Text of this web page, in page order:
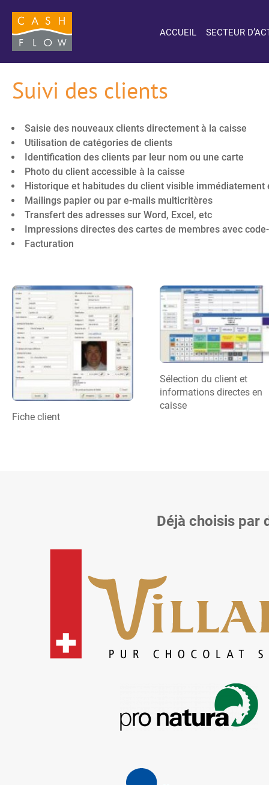
ACCUEIL SECTEUR
Suivi des clients
Saisie des nouveaux clients directement à la caisse
Utilisation de catégories de clients
Identification des clients par leur nom ou une carte
Photo du client accessible à la caisse
Historique et habitudes du client visible immédiatement
Mailings papier ou par e-mails multicritères
Transfert des adresses sur Word, Excel, etc
Impressions directes des cartes de membres avec
Facturation
Fiche client
Sélection du client et
informations directes en
caisse
Déjà choisis par